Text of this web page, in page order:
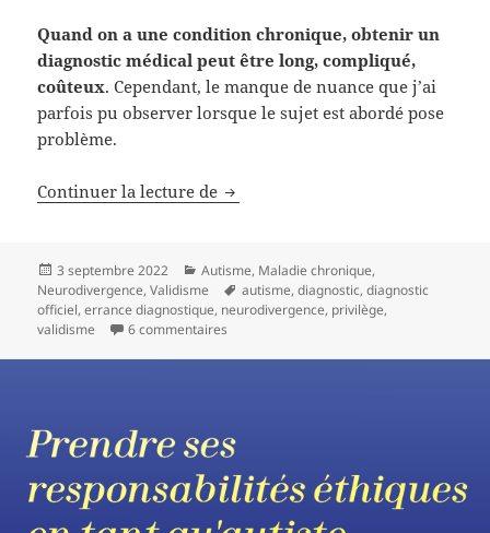
Quand on a une condition chronique, obtenir un
diagnostic médical peut être long, compliqué,
coûteux. Cependant, le manque de nuance que j’ai
parfois pu observer lorsque le sujet est abordé pose
problème.
Continuer la lecture de Le “privilège” du diagnostic
Publié
le
3 septembre 2022 Catégories
Autisme, Maladie chronique,
Neurodivergence,Validisme
Mots-
clés
autisme,diagnostic,diagnostic
officiel,errance diagnostique, neurodivergence, privilège,
validisme
6 commentaires